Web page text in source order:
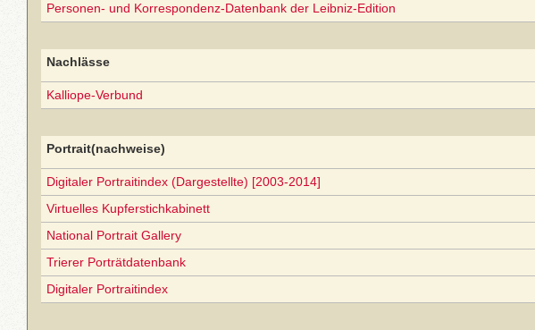
Personen- und Korrespondenz-Datenbank der Leibniz-Edition
Nachlässe
Kalliope-Verbund
Portrait(nachweise)
Digitaler Portraitindex (Dargestellte) [2003-2014]
Virtuelles Kupferstichkabinett
National Portrait Gallery
Trierer Porträtdatenbank
Digitaler Portraitindex